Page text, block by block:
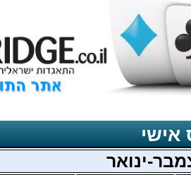
אישי
ינואר